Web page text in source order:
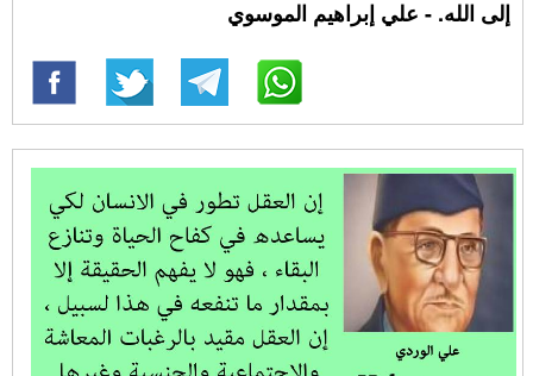
إلى الله. - علي إبراهيم الموسوي